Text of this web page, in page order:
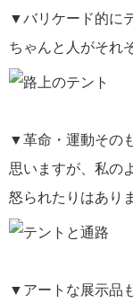
▼バリケード的に
ちゃんと人がそれ
▼革命・運動その
思いますが、私の
怒られたりはあり
▼アートな展示品